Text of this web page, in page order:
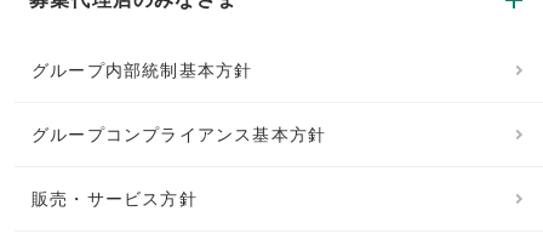
グループ内部統制基本方針
グループコンプライアンス基本方針
販売・サービス方針